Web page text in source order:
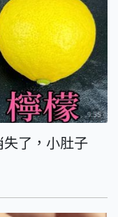
了，小肚子